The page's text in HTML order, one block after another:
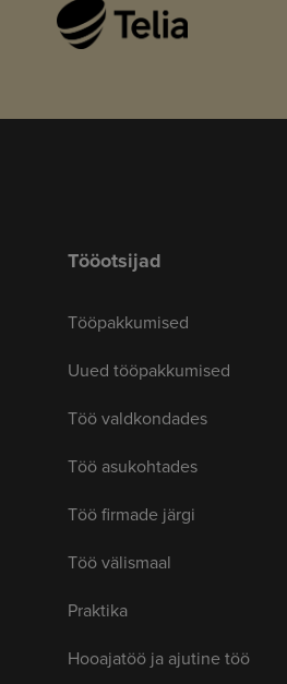
Tööotsijad
Tööpakkumised
Uued tööpakkumised
Töö valdkondades
Töö asukohtades
Töö firmade järgi
Töö välismaal
Praktika
Hooajatöö ja ajutine töö